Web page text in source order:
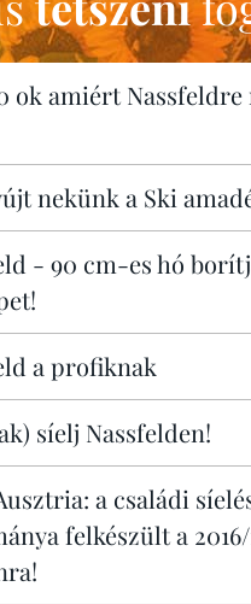
ok amiért
nekünk a Ski
- 90 cm-es hó
a profiknak
síelj Nassfelden!
a családi
felkészült a